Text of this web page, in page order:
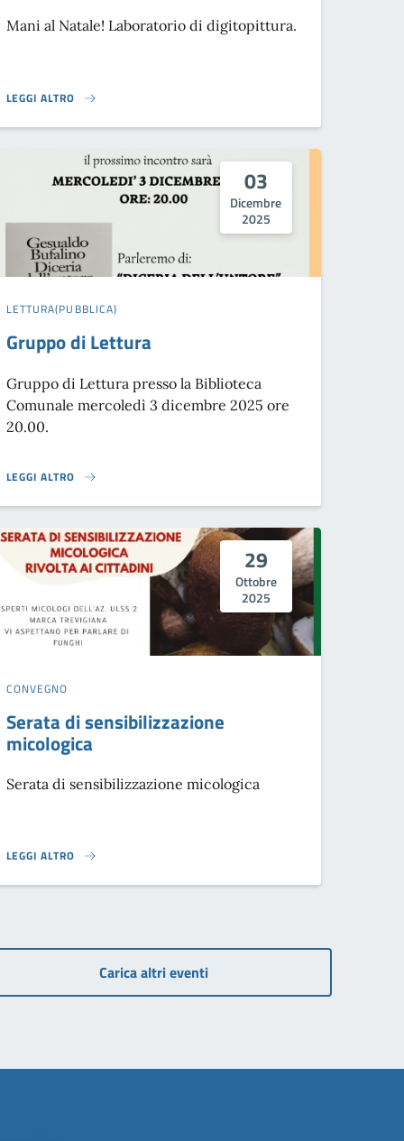
Mani al Natale! Laboratorio di digitopittura.
LEGGI ALTRO
NATALE DA RI-CREARE! LABORATORIO DI DIGITOPITTURA}
03
Dicembre
2025
LETTURA(PUBBLICA)
Gruppo di Lettura
Gruppo di Lettura presso la Biblioteca
Comunale mercoledì 3 dicembre 2025 ore
20.00.
LEGGI ALTRO
GRUPPO DI LETTURA}
29
Ottobre
2025
CONVEGNO
Serata di sensibilizzazione
micologica
Serata di sensibilizzazione micologica
LEGGI ALTRO
SERATA DI SENSIBILIZZAZIONE MICOLOGICA}
Carica altri eventi